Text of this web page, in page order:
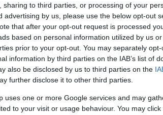
sharing to third parties, or processing of your
advertising by us, please use the below opt-out
that after your opt-out request is processed
based on personal information utilized by us
prior to your opt-out. You may separately
information by third parties on the IAB’s list of
also be disclosed by us to third parties on the
further disclose it to other third parties.
uses one or more Google services and may
to your visit or usage behaviour. You may
Szólj hozzá!
domus domusaruhaz reimholzpeter
A